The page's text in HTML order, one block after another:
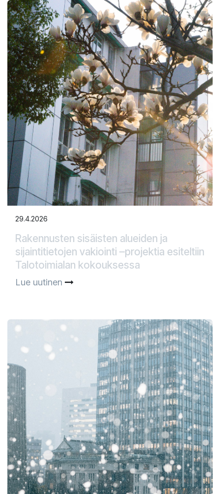
29.4.2026
Rakennusten sisäisten alueiden ja
sijaintitietojen vakiointi –projektia esiteltiin
Talotoimialan kokouksessa​
Lue uutinen